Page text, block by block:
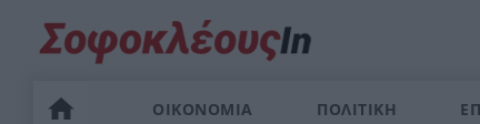
ΟΙΚΟΝΟΜΙΑ ΠΟΛΙΤΙΚΗ